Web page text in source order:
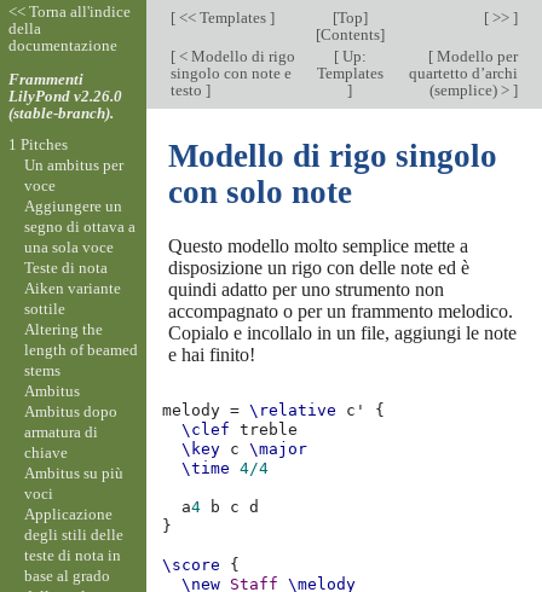
[<< Templates ] [Top]
[Contents]
[ >> ]
[< Modello di rigo
singolo con note e
testo ]
[Up:
Templates
]
[Modello per
quartetto d’archi
(semplice) > ]
Modello di rigo singolo
con solo note
Questo modello molto semplice mette a
disposizione un rigo con delle note ed è
quindi adatto per uno strumento non
accompagnato o per un frammento melodico.
Copialo e incollalo in un file, aggiungi le note
e hai finito!
melody = \relative c'
{
\clef
treble
\key c
\major
\time
4/4
a4 b c
d
}
\score
{
\new Staff
\melody
<< Torna all'indice
della
documentazione
Frammenti
LilyPond v2.26.0
(stable-branch).
1 Pitches
Un ambitus per
voce
Aggiungere un
segno di ottava a
una sola voce
Teste di nota
Aiken variante
sottile
Altering the
length of beamed
stems
Ambitus
Ambitus dopo
armatura di
chiave
Ambitus su più
voci
Applicazione
degli stili delle
teste di nota in
base al grado